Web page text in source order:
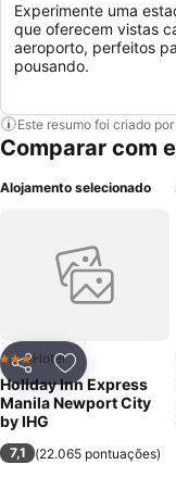
Experimente uma
que oferecem vistas
aeroporto, perfeitos
pousando.
Este resumo foi criado
Comparar com
Alojamento selecionado
PartilharAdicionar
3 Estrelas
Hotel
Holiday Inn Express
Manila Newport City
by IHG
7,1 (22.065 pontuações)